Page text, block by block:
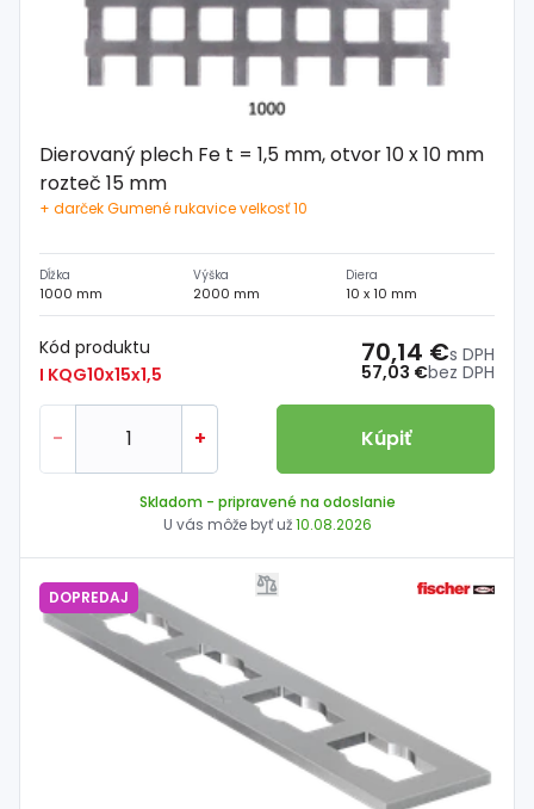
Dierovaný plech Fe t = 1,5 mm, otvor 10 x 10 mm
rozteč 15 mm
+ darček Gumené rukavice velkosť 10
Dĺžka
1000 mm
Výška
2000 mm
Diera
10 x 10 mm
Kód produktu
I KQG10x15x1,5
57,03 €bez DPH
70,14 €s DPH
- + Kúpiť
Skladom - pripravené na odoslanie
U vás môže byť už10.08.2026
DOPREDAJ